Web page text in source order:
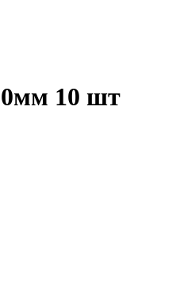
10 шт